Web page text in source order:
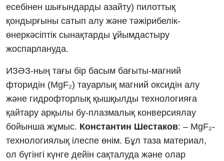
есебінен шығындарды азайту) пилоттық
қондырғыны сатып алу және тәжірибелік-
өнеркәсіптік сынақтарды ұйымдастыру
жоспарлануда.
ИЗӘЗ-ның тағы бір басым бағыты-магний
фторидін (MgF₂) тауарлық магний оксидін алу
және гидрофторлық қышқылды технологияға
қайтару арқылы бу-плазмалық конверсиялау
бойынша жұмыс. Константин Шестаков: – MgF₂-
технологиялық ілеспе өнім. Бұл таза материал,
ол бүгінгі күнге дейін сақталуда және олар